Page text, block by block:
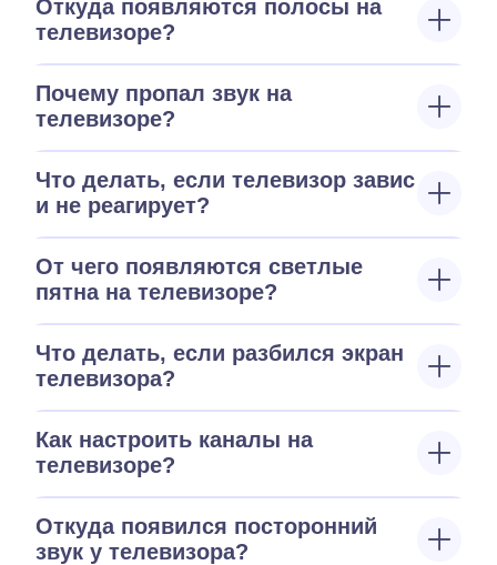
Откуда появляются полосы на
телевизоре?
Почему пропал звук на
телевизоре?
Что делать, если телевизор завис
и не реагирует?
От чего появляются светлые
пятна на телевизоре?
Что делать, если разбился экран
телевизора?
Как настроить каналы на
телевизоре?
Откуда появился посторонний
звук у телевизора?